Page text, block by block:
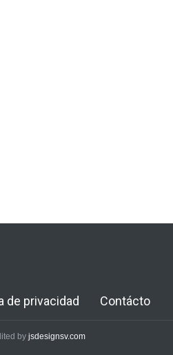
de privacidad Contácto
by jsdesignsv.com